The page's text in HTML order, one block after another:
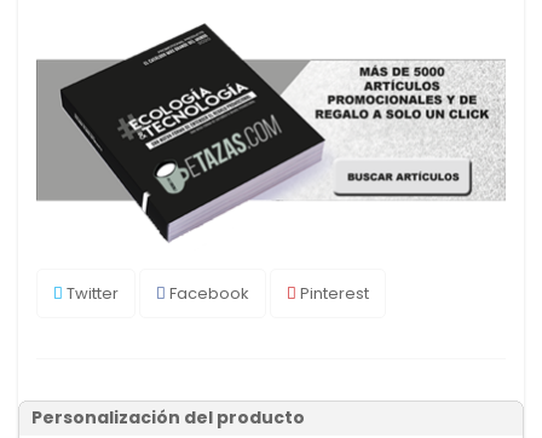
Twitter Facebook Pinterest
Personalización del producto